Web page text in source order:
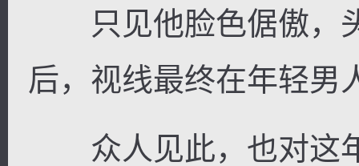
只见他脸色倨傲，
后，视线最终在年轻男
众人见此，也对这